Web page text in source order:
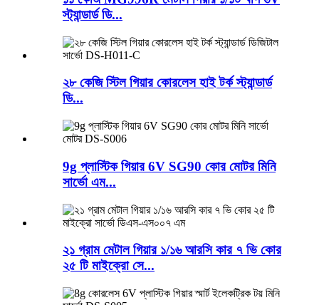
স্ট্যান্ডার্ড ডি...
২৮ কেজি স্টিল গিয়ার কোরলেস হাই টর্ক স্ট্যান্ডার্ড
ডি...
9g প্লাস্টিক গিয়ার 6V SG90 কোর মোটর মিনি
সার্ভো এম...
২১ গ্রাম মেটাল গিয়ার ১/১৬ আরসি কার ৭ ভি কোর
২৫ টি মাইক্রো সে...